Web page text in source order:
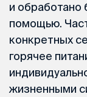
и обработано
помощью.
конкретных
горячее
жизненными